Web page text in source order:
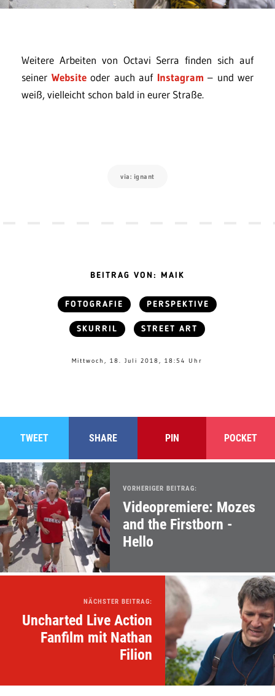
Weitere Arbeiten von Octavi Serra finden sich auf
seiner Websiteoder auch auf Instagram – und wer
weiß, vielleicht schon bald in eurer Straße.
via: ignant
BEITRAG VON: MAIK
FOTOGRAFIE PERSPEKTIVE
SKURRIL STREET ART
Mittwoch, 18. Juli 2018, 18:54 Uhr
TWEET SHARE PIN POCKET
VORHERIGER BEITRAG:
Videopremiere: Mozes
and the Firstborn -
Hello
NÄCHSTER BEITRAG:
Uncharted Live Action
Fanfilm mit Nathan
Filion